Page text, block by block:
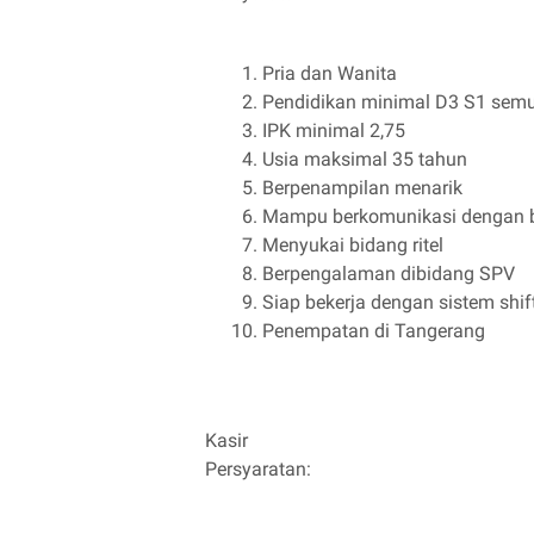
Pria dan Wanita
Pendidikan minimal D3 S1
IPK minimal 2,75
Usia maksimal 35 tahun
Berpenampilan menarik
Mampu berkomunikasi dengan
Menyukai bidang ritel
Berpengalaman dibidang SPV
Siap bekerja dengan sistem
Penempatan di Tangerang
Kasir
Persyaratan: